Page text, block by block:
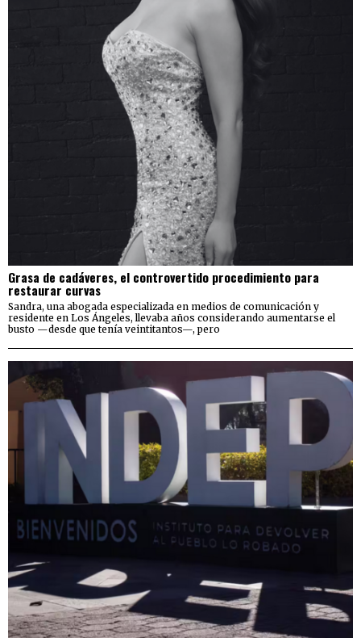
Grasa de cadáveres, el controvertido procedimiento para
restaurar curvas
Sandra, una abogada especializada en medios de comunicación y
residente en Los Ángeles, llevaba años considerando aumentarse el
busto —desde que tenía veintitantos—, pero